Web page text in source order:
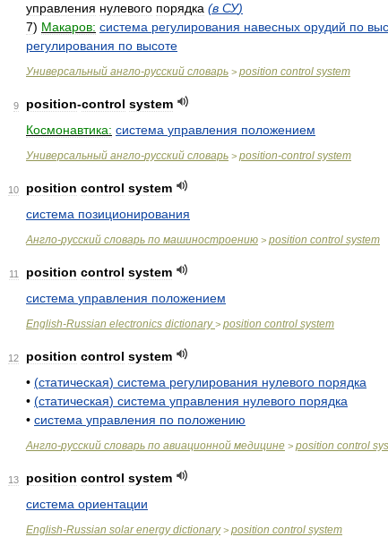
управления нулевого порядка (в СУ)
7) Макаров: система регулирования навесных орудий по
регулирования по высоте
Универсальный англо-русский словарь > position control system
9 position-control system
Космонавтика: система управления положением
Универсальный англо-русский словарь > position-control system
10 position control system
система позиционирования
Англо-русский словарь по машиностроению > position control system
11 position control system
система управления положением
English-Russian electronics dictionary > position control system
12 position control system
• (статическая) система регулирования нулевого порядка
• (статическая) система управления нулевого порядка
• система управления по положению
Англо-русский словарь по авиационной медицине > position control
13 position control system
система ориентации
English-Russian solar energy dictionary> position control system